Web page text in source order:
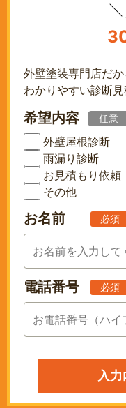
外壁塗装専門店だ
わかりやすい診断見
希望内容 任意
外壁屋根診断
雨漏り診断
お見積もり依頼
その他
お名前 必須
電話番号 必須